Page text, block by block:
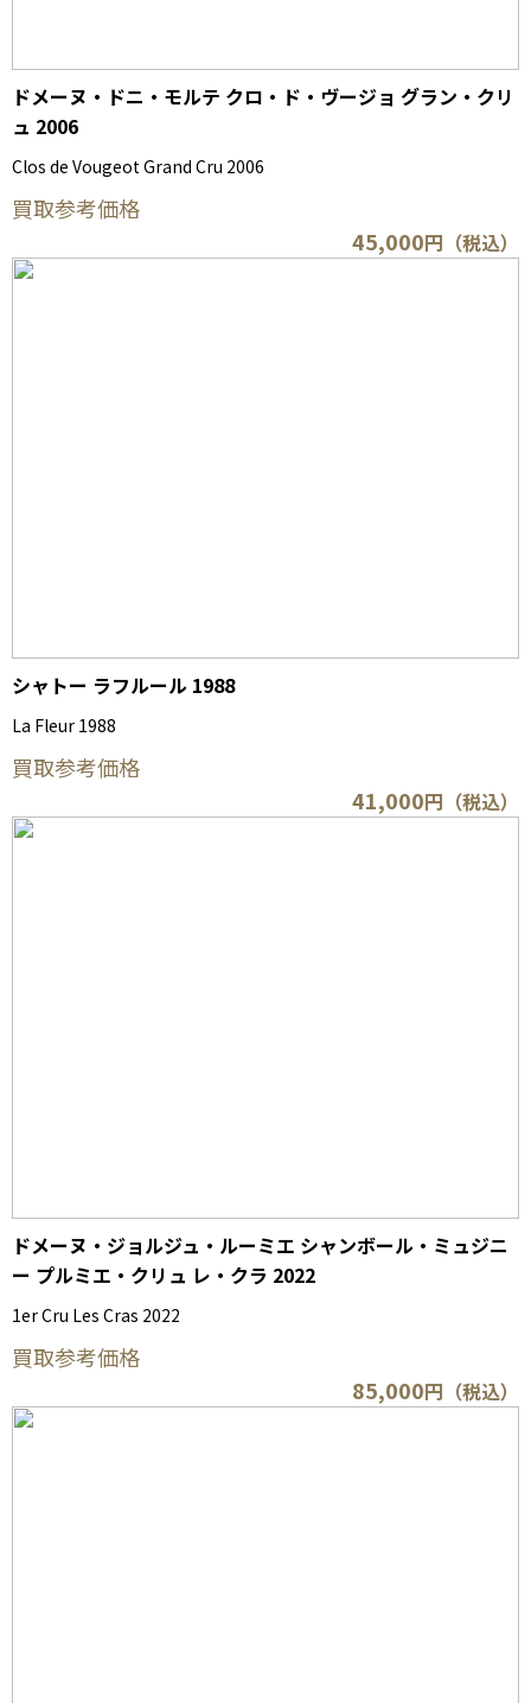
ドメーヌ・ドニ・モルテ クロ・ド・ヴージョ グラン・クリ
ュ 2006
Clos de Vougeot Grand Cru 2006
買取参考価格
45,000円（税込）
シャトー ラフルール 1988
La Fleur 1988
買取参考価格
41,000円（税込）
ドメーヌ・ジョルジュ・ルーミエ シャンボール・ミュジニ
ー プルミエ・クリュ レ・クラ 2022
1er Cru Les Cras 2022
買取参考価格
85,000円（税込）